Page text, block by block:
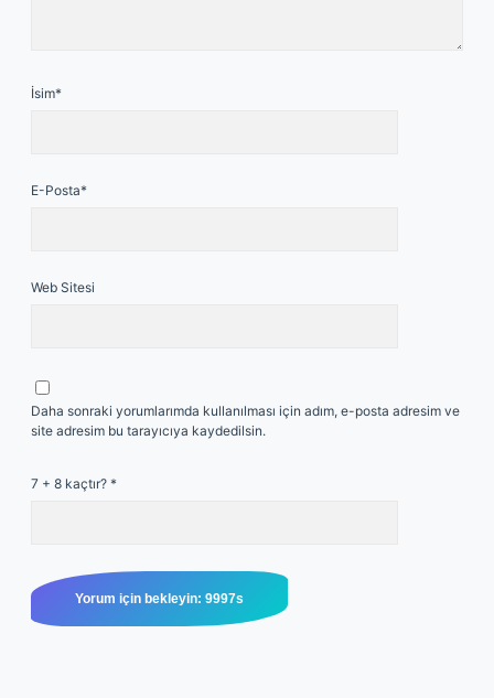
İsim*
E-Posta*
Web Sitesi
Daha sonraki yorumlarımda kullanılması için adım, e-posta adresim ve
site adresim bu tarayıcıya kaydedilsin.
7 + 8 kaçtır? *